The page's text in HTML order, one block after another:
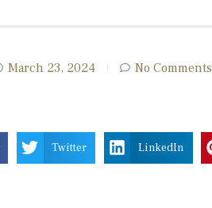
March 23, 2024 No Comments
Twitter LinkedIn